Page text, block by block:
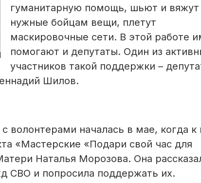
гуманитарную помощь, шьют и вяжут
нужные бойцам вещи, плетут
маскировочные сети. В этой работе
помогают и депутаты. Один из
участников такой поддержки –
Шилов.
волонтерами началась в мае, когда к
«Мастерские «Подари свой час для
Наталья Морозова. Она
СВО и попросила поддержать их.